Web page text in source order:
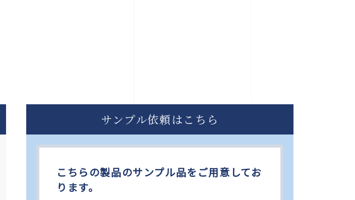
サンプル依頼はこちら
こちらの製品のサンプル品をご用意してお
ります。